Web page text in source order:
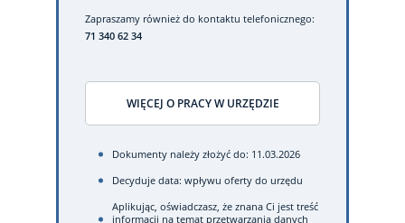
Zapraszamy również do kontaktu telefonicznego:
71 340 62 34
WIĘCEJ O PRACY W URZĘDZIE
Dokumenty należy złożyć do: 11.03.2026
Decyduje data: wpływu oferty do urzędu
Aplikując, oświadczasz, że znana Ci jest treść
informacji na temat przetwarzania danych